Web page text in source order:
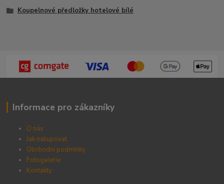
Koupelnové předložky hotelové bílé
Informace pro zákazníky
O nás
Jak nakupovat
Obchodní podmínky
Fotogalerie
Kontakty